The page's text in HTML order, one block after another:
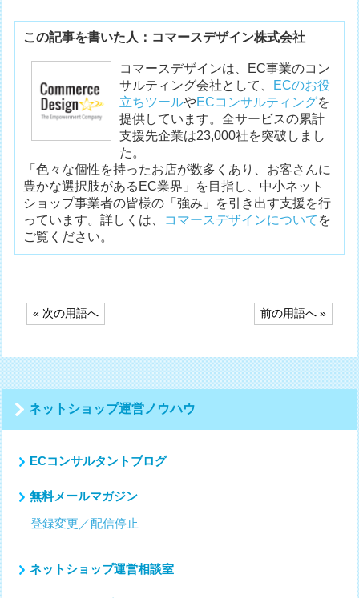
この記事を書いた人：コマースデザイン株式会社
コマースデザインは、EC事業のコン
サルティング会社として、 ECのお役
立ちツールやECコンサルティングを
提供しています。全サービスの累計
支援先企業は23,000社を突破しまし
た。
「色々な個性を持ったお店が数多くあり、お客さんに
豊かな選択肢があるEC業界」を目指し、中小ネット
ショップ事業者の皆様の「強み」を引き出す支援を行
っています。詳しくは、 コマースデザインについて を
ご覧ください。
投
稿
ナ
ビ
ゲ
ー
シ
ョ
ン
« 次の用語へ 前の用語へ »
ネットショップ運営ノウハウ
ECコンサルタントブログ
無料メールマガジン
登録変更／配信停止
ネットショップ運営相談室